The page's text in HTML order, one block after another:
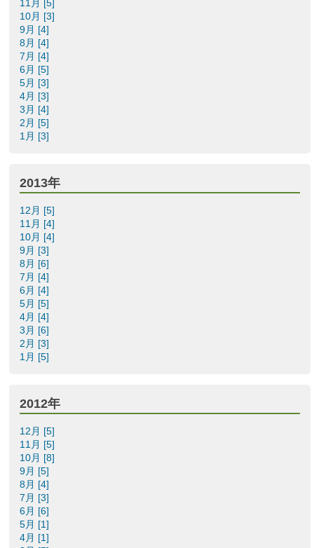
11月 [5]
10月 [3]
9月 [4]
8月 [4]
7月 [4]
6月 [5]
5月 [3]
4月 [3]
3月 [4]
2月 [5]
1月 [3]
2013年
12月 [5]
11月 [4]
10月 [4]
9月 [3]
8月 [6]
7月 [4]
6月 [4]
5月 [5]
4月 [4]
3月 [6]
2月 [3]
1月 [5]
2012年
12月 [5]
11月 [5]
10月 [8]
9月 [5]
8月 [4]
7月 [3]
6月 [6]
5月 [1]
4月 [1]